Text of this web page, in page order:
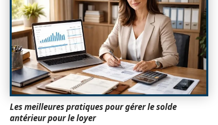
Les meilleures pratiques pour gérer le solde
antérieur pour le loyer